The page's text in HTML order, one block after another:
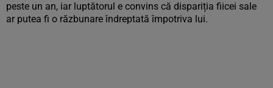
peste un an, iar luptătorul e convins că dispariția fiicei sale
ar putea fi o răzbunare îndreptată împotriva lui.